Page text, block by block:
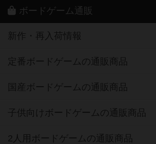
ボードゲーム通販
新作・再入荷情報
定番ボードゲームの通販商品
国産ボードゲームの通販商品
子供向けボードゲームの通販商品
2人用ボードゲームの通販商品